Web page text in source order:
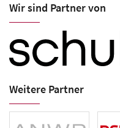
Wir sind Partner von
Weitere Partner